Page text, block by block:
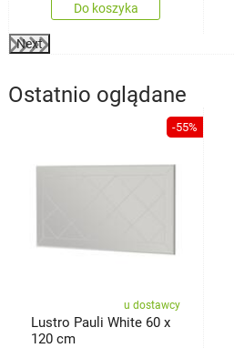
Do koszyka
Next
Ostatnio oglądane
-55%
u dostawcy
Lustro Pauli White 60 x
120 cm